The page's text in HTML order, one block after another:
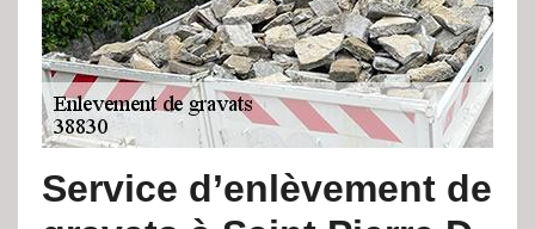
Service d’enlèvement de